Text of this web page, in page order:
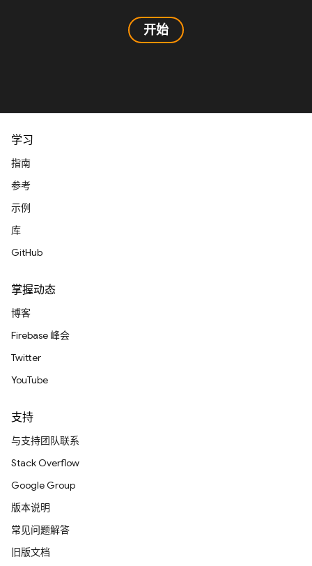
开始
学习
指南
参考
示例
库
GitHub
掌握动态
博客
Firebase 峰会
Twitter
YouTube
支持
与支持团队联系
Stack Overflow
Google Group
版本说明
常见问题解答
旧版文档